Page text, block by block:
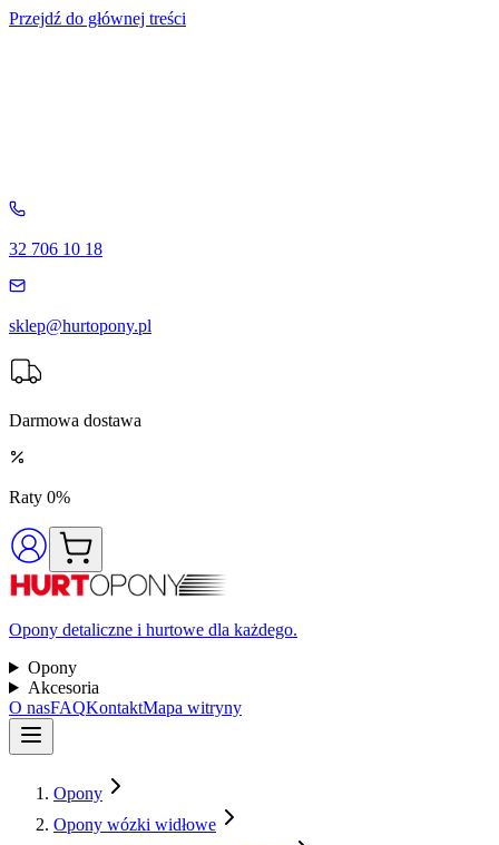
Przejdź do głównej treści
32 706 10 18
sklep@hurtopony.pl
Darmowa dostawa
Raty 0%
Opony detaliczne i hurtowe dla każdego.
Opony
Akcesoria
O nasFAQKontaktMapa witryny
Opony
Opony wózki widłowe